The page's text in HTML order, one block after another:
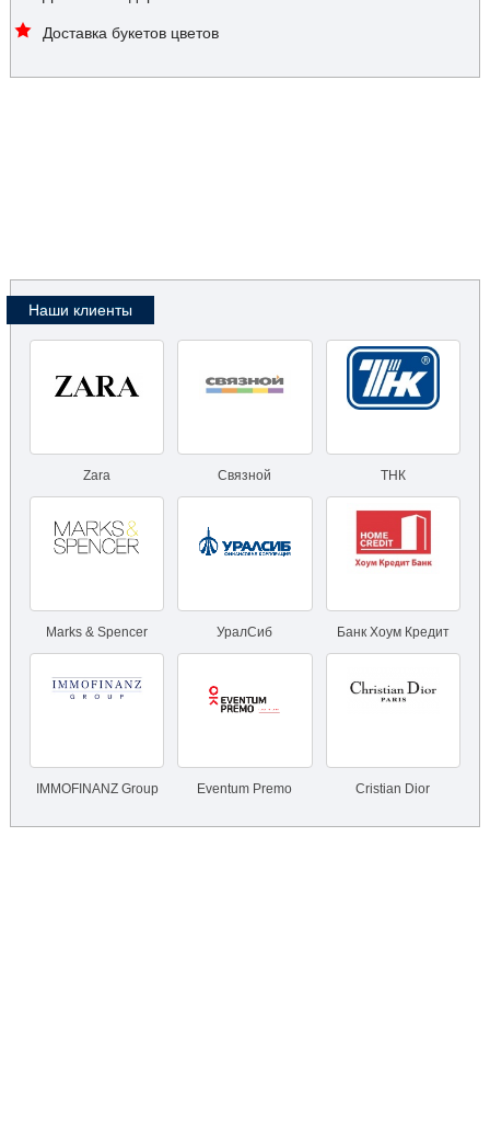
Доставка букетов цветов
Наши клиенты
Zara Связной ТНК
Marks & Spencer УралСиб Банк Хоум Кредит
IMMOFINANZ Group Eventum Premo Cristian Dior